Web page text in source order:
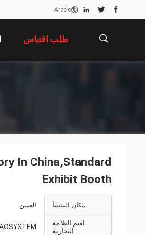
Arabic
طلب اقتباس
In China,Standard
Exhibit Booth
مكان المنشأ الصين
اسم العلامة
التجارية